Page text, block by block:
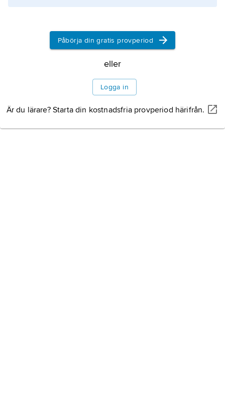
Information om artikeln
Påbörja din gratis provperiod
eller
Logga in
Är du lärare? Starta din kostnadsfria provperiod härifrån.